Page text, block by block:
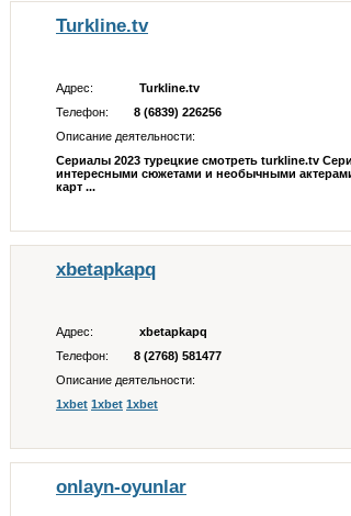
Turkline.tv
Адрес:
Turkline.tv
Телефон:
8 (6839) 226256
Описание деятельности:
Сериалы 2023 турецкие смотреть turkline.tv
интересными сюжетами и необычными
карт ...
xbetapkapq
Адрес:
xbetapkapq
Телефон:
8 (2768) 581477
Описание деятельности:
1xbet 1xbet 1xbet
onlayn-oyunlar